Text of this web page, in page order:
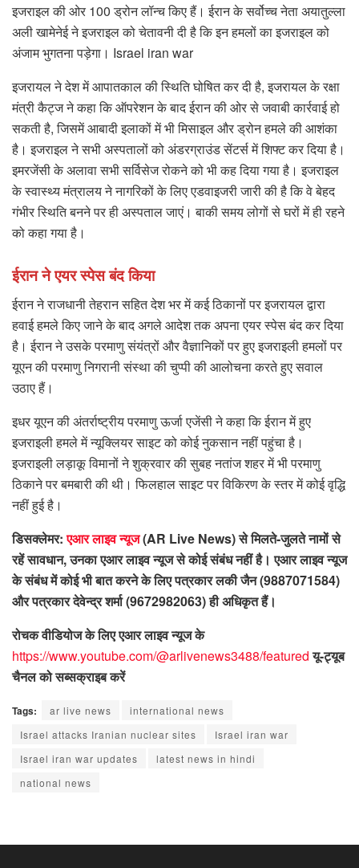
इजराइल की ओर 100 ड्रोन लॉन्च किए हैं। ईरान के सर्वोच्च नेता अयातुल्ला
अली खामेनेई ने इजराइल को चेतावनी दी है कि इन हमलों का इजराइल को
अंजाम भुगतना पड़ेगा। Israel iran war
इजरायल ने देश में आपातकाल की स्थिति घोषित कर दी है, इजरायल के रक्षा
मंत्री कैट्ज ने कहा कि ऑपरेशन के बाद ईरान की ओर से जवाबी कार्रवाई हो
सकती है, जिसमें आबादी इलाकों में भी मिसाइल और ड्रोन हमले की आशंका
है। इजराइल ने सभी अस्पतालों को अंडरग्राउंड सेंटर्स में शिफ्ट कर दिया है।
इमरजेंसी के अलावा सभी सर्विसेज रोकने को भी कह दिया गया है। इजराइल
के स्वास्थ्य मंत्रालय ने नागरिकों के लिए एडवाइजरी जारी की है कि वे बेहद
गंभीर स्थिति बनने पर ही अस्पताल जाएं। बाकी समय लोगों से घरों में ही रहने
को कहा गया है।
ईरान ने एयर स्पेस बंद किया
ईरान ने राजधानी तेहरान सहित देश भर में कई ठिकानों पर इजरायल द्वारा
हवाई हमले किए जाने के बाद अगले आदेश तक अपना एयर स्पेस बंद कर दिया
है। ईरान ने उसके परमाणु संयंत्रों और वैज्ञानिकों पर हुए इजराइली हमलों पर
यूएन की परमाणु निगरानी संस्था की चुप्पी की आलोचना करते हुए सवाल
उठाए हैं।
इधर यूएन की अंतर्राष्ट्रीय परमाणु ऊर्जा एजेंसी ने कहा कि ईरान में हुए
इजराइली हमले में न्यूक्लियर साइट को कोई नुकसान नहीं पहुंचा है।
इजराइली लड़ाकू विमानों ने शुक्रवार की सुबह नतांज शहर में भी परमाणु
ठिकाने पर बमबारी की थी। फिलहाल साइट पर विकिरण के स्तर में कोई वृद्धि
नहीं हुई है।
डिसक्लेमर:एआर लाइव न्यूज(AR Live News) से मिलते-जुलते नामों से
रहें सावधान, उनका एआर लाइव न्यूज से कोई संबंध नहीं है। एआर लाइव न्यूज
के संबंध में कोई भी बात करने के लिए पत्रकार लकी जैन (9887071584)
और पत्रकार देवेन्द्र शर्मा (9672982063) ही अधिकृत हैं।
रोचक वीडियोज के लिए एआर लाइव न्यूज के
https://www.youtube.com/@arlivenews3488/featuredयू-ट्यूब
चैनल को सब्सक्राइब करें
Tags: ar live news
international news
Israel attacks Iranian nuclear sites
Israel iran war
Israel iran war updates
latest news in hindi
national news